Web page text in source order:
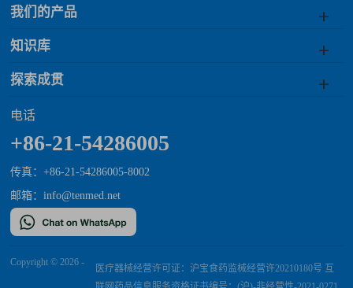
我们的产品
知识库
探索成贯
电话
+86-21-54286005
传真：+86-21-54286005-8002
邮箱：info@tenmed.net
Copyright © 2026 -
医疗器械经营许可证：沪宝食药监械经营许20210180号 互